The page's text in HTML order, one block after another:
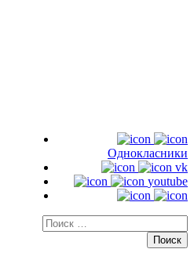
Однокласники
vk
youtube
Искать: